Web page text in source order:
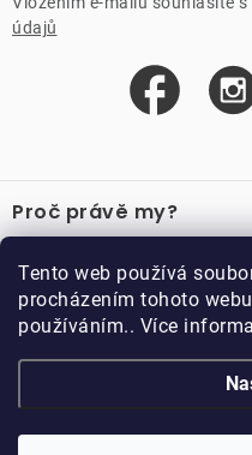
Tento web používá
procházením tohoto
používáním.. Více
údajů
á
p
a
Proč právě my?
Recenze
Důležité odkazy
Velkoobchod
Vzorková prodejna
Kariéra
Blog
O nákupu
Obchodní podmínky
Podmínky věrnostního
Doppler CZ spol. s.r.o.,